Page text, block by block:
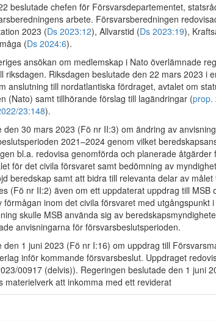
beslutade chefen för Försvarsdepartementet,
arbete. Försvarsberedningen
2023 (Ds 2023:12), Allvarstid (Ds 2023:19),
(Ds 2024:6).
ansökan om medlemskap i Nato överlämnade
riksdagen. Riksdagen beslutade den 22 mars 2023 i
anslutning till nordatlantiska fördraget, avtalet om
(Nato) samt tillhörande förslag till lagändringar (prop.
23:148).
den 30 mars 2023 (Fö nr II:3) om ändring av
2021–2024 genom vilket
bl.a. redovisa genomförda och planerade åtgärder
för det civila försvaret samt bedömning av
beredskap samt att bidra till relevanta delar av
(Fö nr II:2) även om ett uppdaterat uppdrag till MSB
förmågan inom det civila försvaret med utgångspunkt
skulle MSB använda sig av
anvisningarna för försvarsbeslutsperioden.
den 1 juni 2023 (Fö nr I:16) om uppdrag till
inför kommande försvarsbeslut. Uppdraget
00917 (delvis)). Regeringen beslutade den 1 juni
materielverk att inkomma med ett reviderat